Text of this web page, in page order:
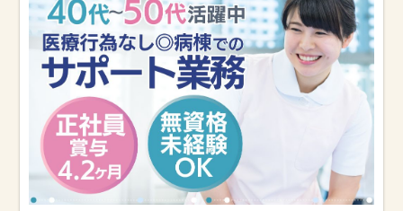
お知らせ
医療事務求人ドットコムとは
サイトの使い方
就職サポート
人材をお探しの医療機関・企業様